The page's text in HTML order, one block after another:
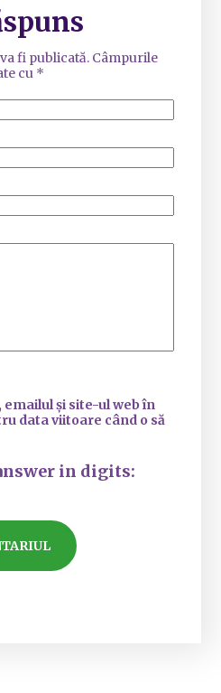
fi publicată. Câmpurile
cu *
și site-ul web în
data viitoare când o să
in digits: